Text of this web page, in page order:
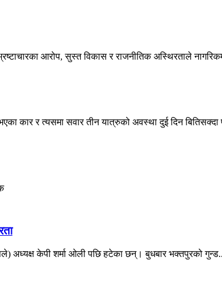
आरोप, सुस्त विकास र राजनीतिक अस्थिरताले
कार र त्यसमा सवार तीन यात्रुको अवस्था दुई दिन
अध्यक्ष केपी शर्मा ओली पछि हटेका छन्। बुधबार भक्तपुरको